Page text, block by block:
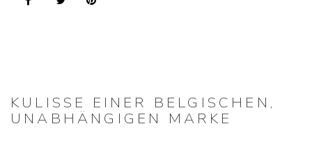
KULISSE EINER BELGISCHEN,
UNABHÄNGIGEN MARKE